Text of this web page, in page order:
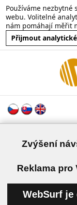
Používáme nezbytné
webu. Volitelné
nám pomáhají měřit
Přijmout analytické
Zvýšení
Reklama pro
WebSurf